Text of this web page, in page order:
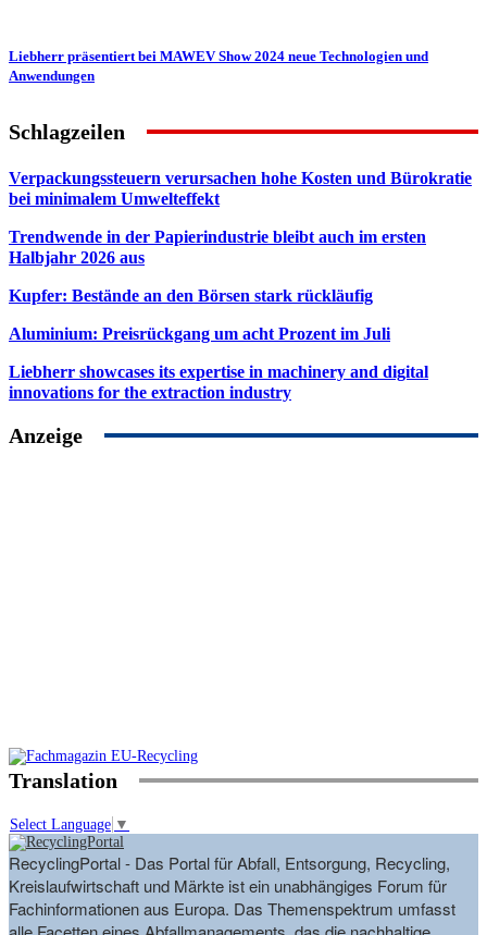
Liebherr präsentiert bei MAWEV Show 2024 neue Technologien und
Anwendungen
Schlagzeilen
Verpackungssteuern verursachen hohe Kosten und Bürokratie
bei minimalem Umwelteffekt
Trendwende in der Papierindustrie bleibt auch im ersten
Halbjahr 2026 aus
Kupfer: Bestände an den Börsen stark rückläufig
Aluminium: Preisrückgang um acht Prozent im Juli
Liebherr showcases its expertise in machinery and digital
innovations for the extraction industry
Anzeige
Translation
Select Language ▼
RecyclingPortal - Das Portal für Abfall, Entsorgung, Recycling,
Kreislaufwirtschaft und Märkte ist ein unabhängiges Forum für
Fachinformationen aus Europa. Das Themenspektrum umfasst